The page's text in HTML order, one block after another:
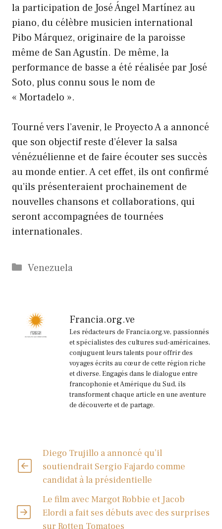
la participation de José Ángel Martínez au
piano, du célèbre musicien international
Pibo Márquez, originaire de la paroisse
même de San Agustín. De même, la
performance de basse a été réalisée par José
Soto, plus connu sous le nom de
« Mortadelo ».
Tourné vers l’avenir, le Proyecto A a annoncé
que son objectif reste d’élever la salsa
vénézuélienne et de faire écouter ses succès
au monde entier. A cet effet, ils ont confirmé
qu’ils présenteraient prochainement de
nouvelles chansons et collaborations, qui
seront accompagnées de tournées
internationales.
Catégories
Venezuela
Francia.org.ve
Les rédacteurs de Francia.org.ve, passionnés
et spécialistes des cultures sud-américaines,
conjuguent leurs talents pour offrir des
voyages écrits au cœur de cette région riche
et diverse. Engagés dans le dialogue entre
francophonie et Amérique du Sud, ils
transforment chaque article en une aventure
de découverte et de partage.
Diego Trujillo a annoncé qu’il
soutiendrait Sergio Fajardo comme
candidat à la présidentielle
Le film avec Margot Robbie et Jacob
Elordi a fait ses débuts avec des surprises
sur Rotten Tomatoes